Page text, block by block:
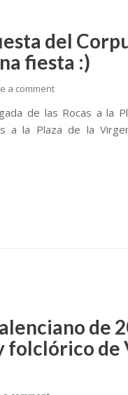
del
fiesta :)
a comment
de las Rocas a la
a la Plaza de la
de
folclórico de